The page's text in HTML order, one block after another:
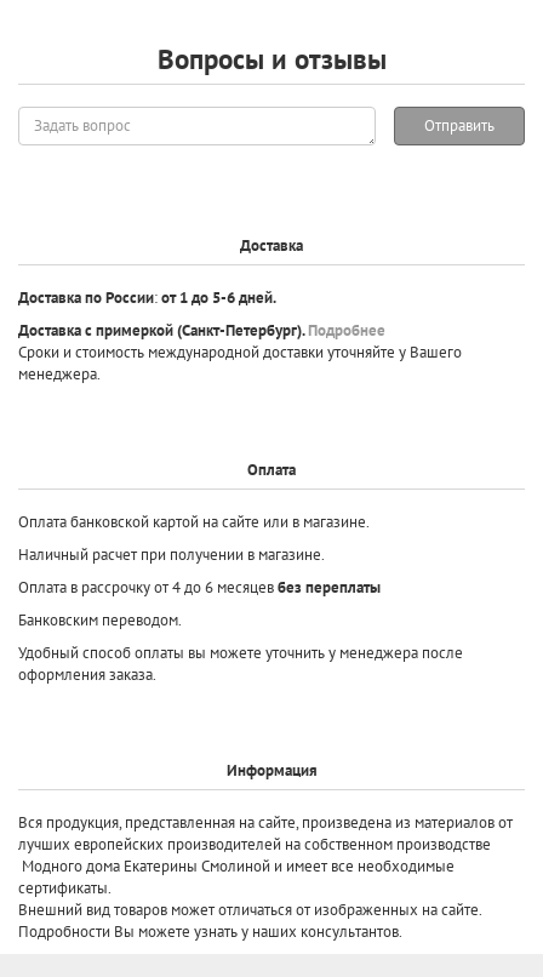
Вопросы и отзывы
Задать
вопрос
Отправить
Доставка
Доставка по России:от 1 до 5-6 дней.
Доставка с примеркой(Санкт-Петербург).Подробнее
Сроки и стоимость международной доставки уточняйте у Вашего
менеджера.
Оплата
Оплата банковской картой на сайте или в магазине.
Наличный расчет при получении в магазине.
Оплата в рассрочку от 4 до 6 месяцевбез переплаты
Банковским переводом.
Удобный способ оплаты вы можете уточнить у менеджера после
оформления заказа.
Информация
Вся продукция, представленная на сайте, произведена из материалов от
лучших европейских производителей на собственном производстве
Модного дома Екатерины Смолиной и имеет все необходимые
сертификаты.
Внешний вид товаров может отличаться от изображенных на сайте.
Подробности Вы можете узнать у наших консультантов.